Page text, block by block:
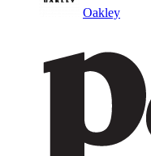
Oakley